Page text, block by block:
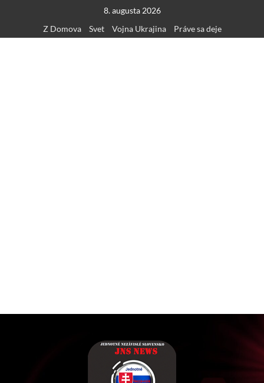
content
8. augusta 2026
Z Domova
Svet Vojna Ukrajina Práve sa deje